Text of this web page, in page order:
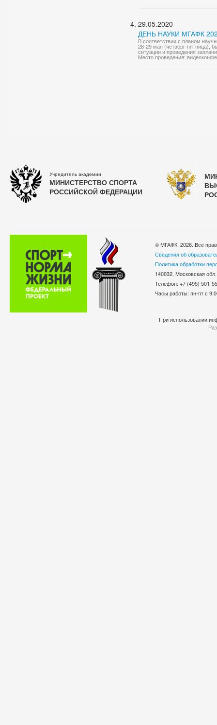
29.05.2020
ДЕНЬ НАУКИ МГАФК
В соответствии с планом
28-29 мая (четверг-пятница),
ситуации и проведения
Место проведения:
Учредитель академии
МИНИСТЕРСТВО СПОРТА
РОССИЙСКОЙ ФЕДЕРАЦИИ
© МГАФК, 2026. Все
Сведения об
Политика обработки
140032, Московская
Телефон: +7 (495)
Часы работы: пн-пт с
При использовании